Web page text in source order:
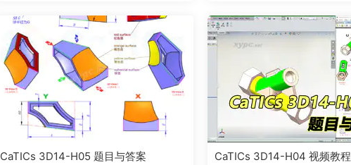
CaTICs 3D14-H05 题目与答案 CaTICs 3D14-H04 视频教程